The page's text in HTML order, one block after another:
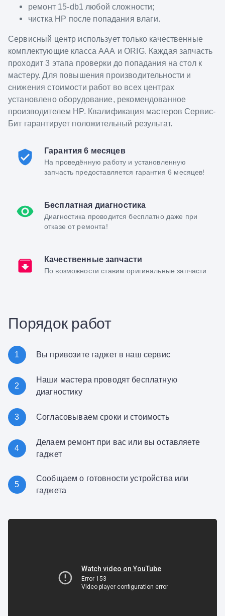
ремонт 15-db1 любой сложности;
чистка HP после попадания влаги.
Сервисный центр использует только качественные
комплектующие класса ААА и ORIG. Каждая запчасть
проходит 3 этапа проверки до попадания на стол к
мастеру. Для повышения производительности и
снижения стоимости работ во всех центрах
установлено оборудование, рекомендованное
производителем HP. Квалификация мастеров Сервис-
Бит гарантирует положительный результат.
Гарантия 6 месяцев
На проведённую работу и установленную
запчасть предоставляется гарантия 6 месяцев!
Бесплатная диагностика
Диагностика проводится бесплатно даже при
отказе от ремонта!
Качественные запчасти
По возможности ставим оригинальные запчасти
Порядок работ
1 Вы привозите гаджет в наш сервис
2
Наши мастера проводят бесплатную
диагностику
3 Согласовываем сроки и стоимость
4
Делаем ремонт при вас или вы оставляете
гаджет
5
Сообщаем о готовности устройства или
гаджета